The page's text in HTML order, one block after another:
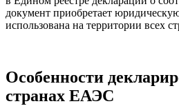
документ приобретает
использована на территории всех
Особенности
странах ЕАЭС